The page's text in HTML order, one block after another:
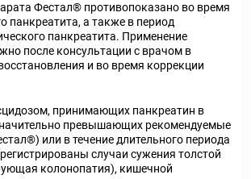
Фестал® противопоказано во время
панкреатита, а также в период
панкреатита. Применение
после консультации с врачом в
и во время коррекции
принимающих панкреатин в
превышающих рекомендуемые
или в течение длительного периода
случаи сужения толстой
колонопатия), кишечной